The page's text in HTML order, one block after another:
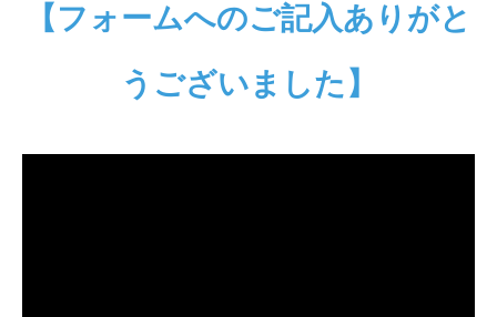
【フォームへのご記入ありがと
うございました】